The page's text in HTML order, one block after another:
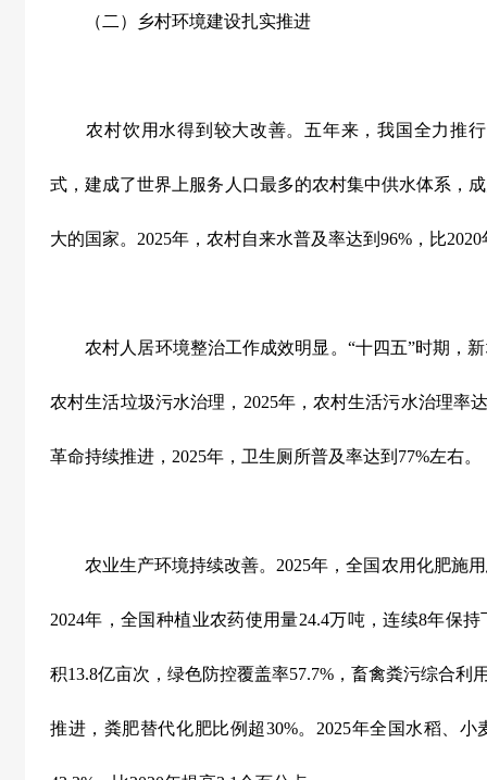
（二）乡村环境建设扎实推进
农村饮用水得到较大改善。五年来，我国全力推行
式，建成了世界上服务人口最多的农村集中供水体系，
大的国家。 2025年，农村自来水普及率达到 96% ，比2020
农村人居环境整治工作成效明显。 “十四五”时期，
农村生活垃圾污水治理， 2025年，农村生活污水治理率
革命持续推进， 2025年，卫生厕所普及率达到 77%左右。
农业生产环境持续改善。 2025年，全国农用化肥施
2024年，全国种植业农药使用量24.4万吨，连续8年保持
积13.8亿亩次，绿色防控覆盖率57.7% ，畜禽粪污综合利
推进，粪肥替代化肥比例超30%。 2025年全国水稻、小